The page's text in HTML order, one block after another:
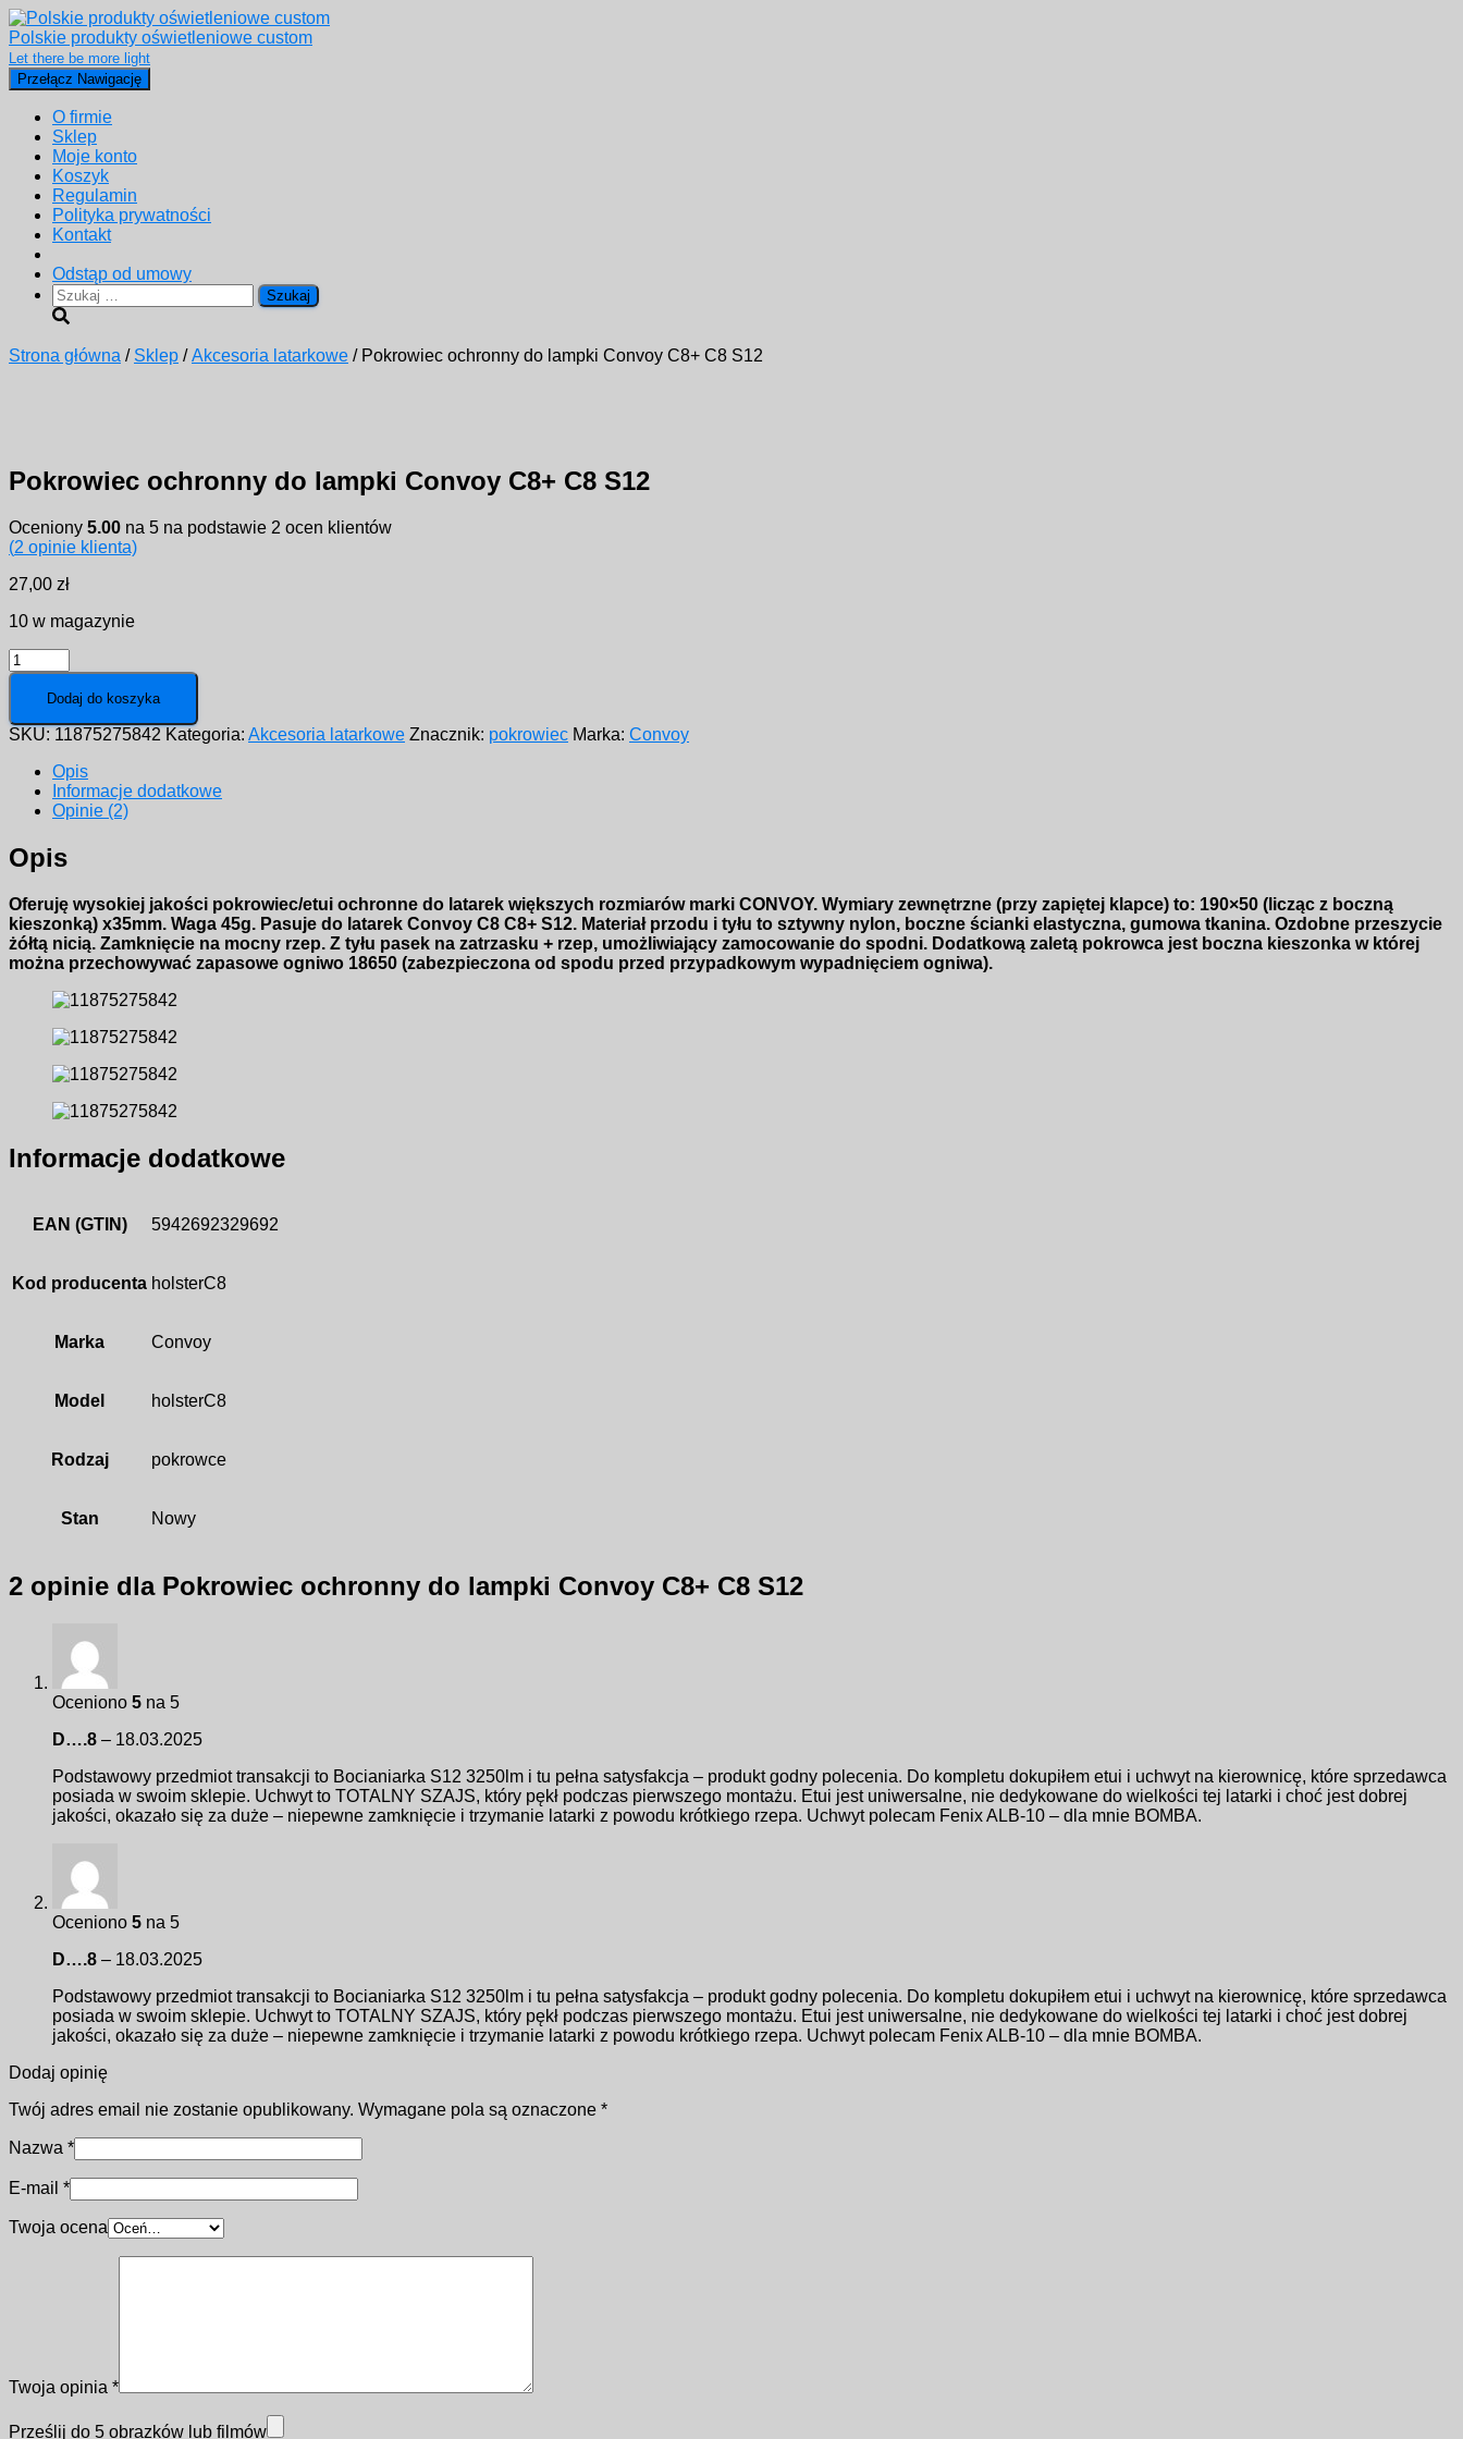
Polskie produkty oświetleniowe custom
Let there be more light
Przełącz Nawigację
O firmie
Sklep
Moje konto
Koszyk
Regulamin
Polityka prywatności
Kontakt
Odstąp od umowy
Szukaj:
Strona główna / Sklep /Akcesoria latarkowe / Pokrowiec ochronny do lampki Convoy C8+ C8 S12
Pokrowiec ochronny do lampki Convoy C8+ C8 S12
Oceniony 5.00 na 5 na podstawie 2 ocen klientów
(2 opinie klienta)
27,00 zł
10 w magazynie
ilość
Pokrowiec
ochronny
do
lampki
C8+
S12
Dodaj do koszyka
SKU: 11875275842 Kategoria: Akcesoria latarkowe Znacznik: pokrowiec Marka: Convoy
Opis
Informacje dodatkowe
Opinie (2)
Opis
Oferuję wysokiej jakości pokrowiec/etui ochronne do latarek większych rozmiarów marki CONVOY. Wymiary zewnętrzne (przy zapiętej klapce) to: 190×50 (licząc z boczną
kieszonką) x35mm. Waga 45g. Pasuje do latarek Convoy C8 C8+ S12. Materiał przodu i tyłu to sztywny nylon, boczne ścianki elastyczna, gumowa tkanina. Ozdobne przeszycie
żółtą nicią. Zamknięcie na mocny rzep. Z tyłu pasek na zatrzasku + rzep, umożliwiający zamocowanie do spodni. Dodatkową zaletą pokrowca jest boczna kieszonka w której
można przechowywać zapasowe ogniwo 18650 (zabezpieczona od spodu przed przypadkowym wypadnięciem ogniwa).
Informacje dodatkowe
EAN (GTIN) 5942692329692
Kod producenta holsterC8
Marka Convoy
Model holsterC8
Rodzaj pokrowce
Stan Nowy
2 opinie dla Pokrowiec ochronny do lampki Convoy C8+ C8 S12
Oceniono 5 na 5
D….8 – 18.03.2025
Podstawowy przedmiot transakcji to Bocianiarka S12 3250lm i tu pełna satysfakcja – produkt godny polecenia. Do kompletu dokupiłem etui i uchwyt na kierownicę, które sprzedawca
posiada w swoim sklepie. Uchwyt to TOTALNY SZAJS, który pękł podczas pierwszego montażu. Etui jest uniwersalne, nie dedykowane do wielkości tej latarki i choć jest dobrej
jakości, okazało się za duże – niepewne zamknięcie i trzymanie latarki z powodu krótkiego rzepa. Uchwyt polecam Fenix ALB-10 – dla mnie BOMBA.
Oceniono 5 na 5
D….8 – 18.03.2025
Podstawowy przedmiot transakcji to Bocianiarka S12 3250lm i tu pełna satysfakcja – produkt godny polecenia. Do kompletu dokupiłem etui i uchwyt na kierownicę, które sprzedawca
posiada w swoim sklepie. Uchwyt to TOTALNY SZAJS, który pękł podczas pierwszego montażu. Etui jest uniwersalne, nie dedykowane do wielkości tej latarki i choć jest dobrej
jakości, okazało się za duże – niepewne zamknięcie i trzymanie latarki z powodu krótkiego rzepa. Uchwyt polecam Fenix ALB-10 – dla mnie BOMBA.
Dodaj opinię
Twój adres email nie zostanie opublikowany. Wymagane pola są oznaczone *
Nazwa *
E-mail *
Twoja ocena
Twoja opinia *
Prześlij do 5 obrazków lub filmów